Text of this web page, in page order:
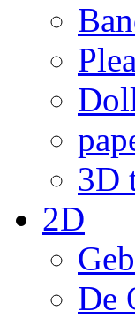
3D
2D
De